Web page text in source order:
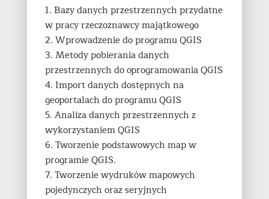
1. Bazy danych przestrzennych przydatne
w pracy rzeczoznawcy majątkowego
2. Wprowadzenie do programu QGIS
3. Metody pobierania danych
przestrzennych do oprogramowania QGIS
4. Import danych dostępnych na
geoportalach do programu QGIS
5. Analiza danych przestrzennych z
wykorzystaniem QGIS
6. Tworzenie podstawowych map w
programie QGIS.
7. Tworzenie wydruków mapowych
pojedynczych oraz seryjnych